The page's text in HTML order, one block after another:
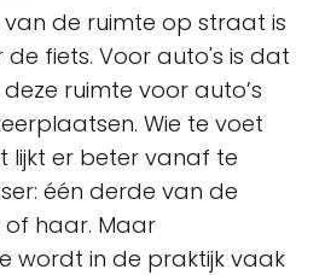
van de ruimte op straat is
fiets. Voor auto's is dat
deze ruimte voor auto’s
Wie te voet
er beter vanaf te
één derde van de
haar. Maar
wordt in de praktijk vaak